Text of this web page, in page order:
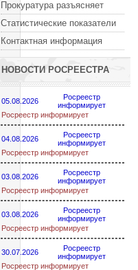
Прокуратура разъясняет
Статистические показатели
Контактная информация
НОВОСТИ РОСРЕЕСТРА
05.08.2026
Росреестр
информирует
Росреестр информирует
04.08.2026
Росреестр
информирует
Росреестр информирует
03.08.2026
Росреестр
информирует
Росреестр информирует
03.08.2026
Росреестр
информирует
Росреестр информирует
30.07.2026
Росреестр
информирует
Росреестр информирует